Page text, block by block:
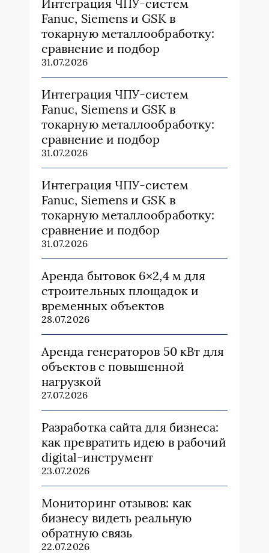
Интеграция ЧПУ-систем
Fanuc, Siemens и GSK в
токарную металлообработку:
сравнение и подбор
31.07.2026
Интеграция ЧПУ-систем
Fanuc, Siemens и GSK в
токарную металлообработку:
сравнение и подбор
31.07.2026
Интеграция ЧПУ-систем
Fanuc, Siemens и GSK в
токарную металлообработку:
сравнение и подбор
31.07.2026
Аренда бытовок 6×2,4 м для
строительных площадок и
временных объектов
28.07.2026
Аренда генераторов 50 кВт для
объектов с повышенной
нагрузкой
27.07.2026
Разработка сайта для бизнеса:
как превратить идею в рабочий
digital-инструмент
23.07.2026
Мониторинг отзывов: как
бизнесу видеть реальную
обратную связь
22.07.2026